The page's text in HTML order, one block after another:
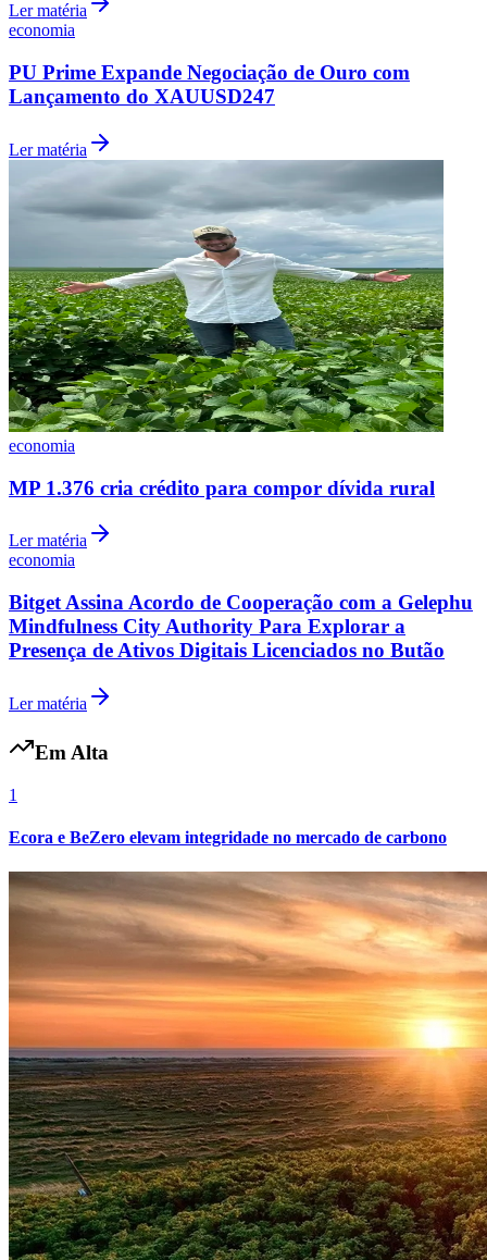
Internacional
Ler matéria
economia
PU Prime Expande Negociação de Ouro com
Lançamento do XAUUSD247
Ler matéria
economia
MP 1.376 cria crédito para compor dívida rural
Ler matéria
economia
Bitget Assina Acordo de Cooperação com a Gelephu
Mindfulness City Authority Para Explorar a
Presença de Ativos Digitais Licenciados no Butão
Ler matéria
Em Alta
1
Ecora e BeZero elevam integridade no mercado de carbono